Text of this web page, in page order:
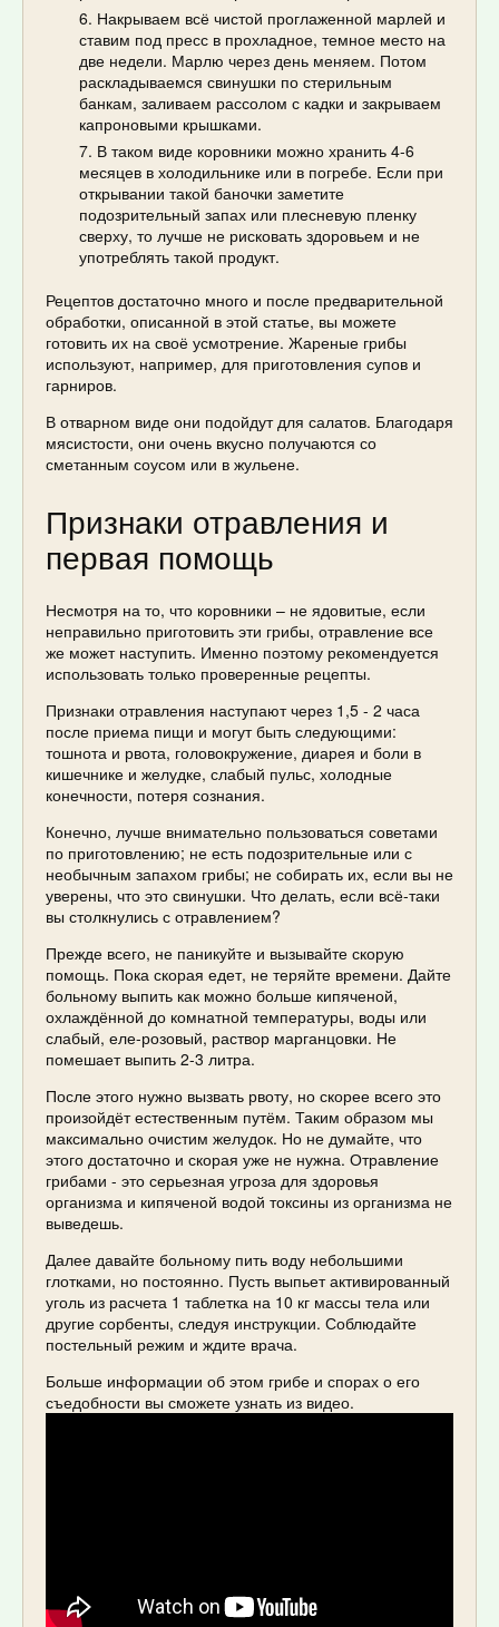
Накрываем всё чистой проглаженной марлей и
ставим под пресс в прохладное, темное место на
две недели. Марлю через день меняем. Потом
раскладываемся свинушки по стерильным
банкам, заливаем рассолом с кадки и закрываем
капроновыми крышками.
В таком виде коровники можно хранить 4-6
месяцев в холодильнике или в погребе. Если при
открывании такой баночки заметите
подозрительный запах или плесневую пленку
сверху, то лучше не рисковать здоровьем и не
употреблять такой продукт.
Рецептов достаточно много и после предварительной
обработки, описанной в этой статье, вы можете
готовить их на своё усмотрение. Жареные грибы
используют, например, для приготовления супов и
гарниров.
В отварном виде они подойдут для салатов. Благодаря
мясистости, они очень вкусно получаются со
сметанным соусом или в жульене.
Признаки отравления и
первая помощь
Несмотря на то, что коровники – не ядовитые, если
неправильно приготовить эти грибы, отравление все
же может наступить. Именно поэтому рекомендуется
использовать только проверенные рецепты.
Признаки отравления наступают через 1,5 - 2 часа
после приема пищи и могут быть следующими:
тошнота и рвота, головокружение, диарея и боли в
кишечнике и желудке, слабый пульс, холодные
конечности, потеря сознания.
Конечно, лучше внимательно пользоваться советами
по приготовлению; не есть подозрительные или с
необычным запахом грибы; не собирать их, если вы не
уверены, что это свинушки. Что делать, если всё-таки
вы столкнулись с отравлением?
Прежде всего, не паникуйте и вызывайте скорую
помощь. Пока скорая едет, не теряйте времени. Дайте
больному выпить как можно больше кипяченой,
охлаждённой до комнатной температуры, воды или
слабый, еле-розовый, раствор марганцовки. Не
помешает выпить 2-3 литра.
После этого нужно вызвать рвоту, но скорее всего это
произойдёт естественным путём. Таким образом мы
максимально очистим желудок. Но не думайте, что
этого достаточно и скорая уже не нужна. Отравление
грибами - это серьезная угроза для здоровья
организма и кипяченой водой токсины из организма не
выведешь.
Далее давайте больному пить воду небольшими
глотками, но постоянно. Пусть выпьет активированный
уголь из расчета 1 таблетка на 10 кг массы тела или
другие сорбенты, следуя инструкции. Соблюдайте
постельный режим и ждите врача.
Больше информации об этом грибе и спорах о его
съедобности вы сможете узнать из видео.